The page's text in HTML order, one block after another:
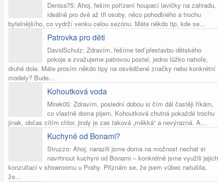
Denisa75: Ahoj, řeším pořízení houpací lavičky na zahradu,
ideálně pro dvě až tři osoby, něco pohodlného a trochu
bytelnějšího, co vydrží venku celou sezónu. Máte někdo tip, kde se…
Patrovka pro děti
DavidSchulz: Zdravím, řešíme teď přestavbu dětského
pokoje a zvažujeme patrovou postel, jedno lůžko nahoře,
druhé dole. Máte prosím někdo tipy na osvědčené značky nebo konkrétní
modely? Bude…
Kohoutková voda
Mirek05: Zdravím, poslední dobou si čím dál častěji říkám,
co vlastně doma pijem. Kohoutková chutná pokaždé trochu
jinak, občas cítím chlor, jindy je zas taková „měkká“ a nevýrazná. A…
Kuchyně od Bonami?
Struzzo: Ahoj, narazili jsme doma na možnost nechat si
navrhnout kuchyni od Bonami – konkrétně jsme využili jejich
konzultaci v showroomu u Prahy. Přiznám se, že jsem vůbec netušila,
že…